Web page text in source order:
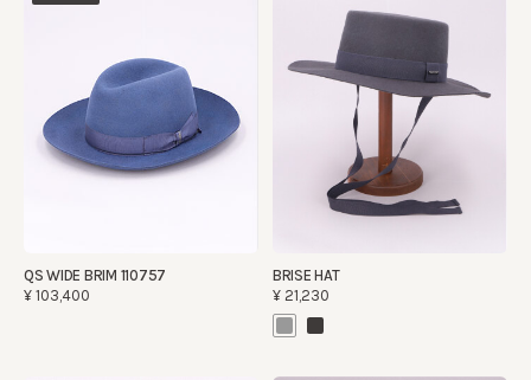
QS WIDE BRIM 110757
¥103,400
BRISE HAT
¥21,230